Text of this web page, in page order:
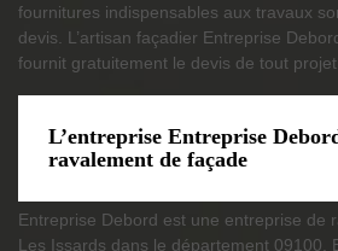
fournitures indispensables aux travaux
devis. L’artisan façadier Entreprise
fournit gratuitement le devis de tout projet.
L’entreprise Entreprise
ravalement de façade
Entreprise Debord est une entreprise de
Les Issards dans le département 09100.